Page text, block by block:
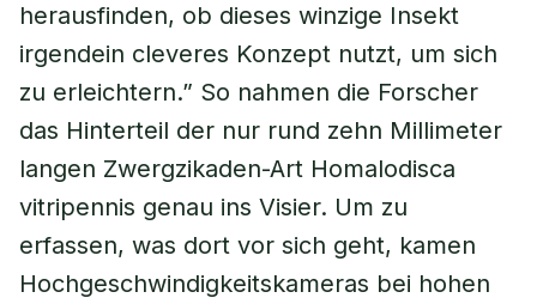
herausfinden, ob dieses winzige Insekt
irgendein cleveres Konzept nutzt, um sich
zu erleichtern.” So nahmen die Forscher
das Hinterteil der nur rund zehn Millimeter
langen Zwergzikaden-Art Homalodisca
vitripennis genau ins Visier. Um zu
erfassen, was dort vor sich geht, kamen
Hochgeschwindigkeitskameras bei hohen